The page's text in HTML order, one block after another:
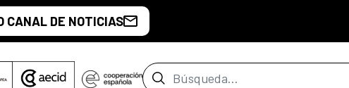
CANAL DE NOTICIAS
Barra de búsqueda